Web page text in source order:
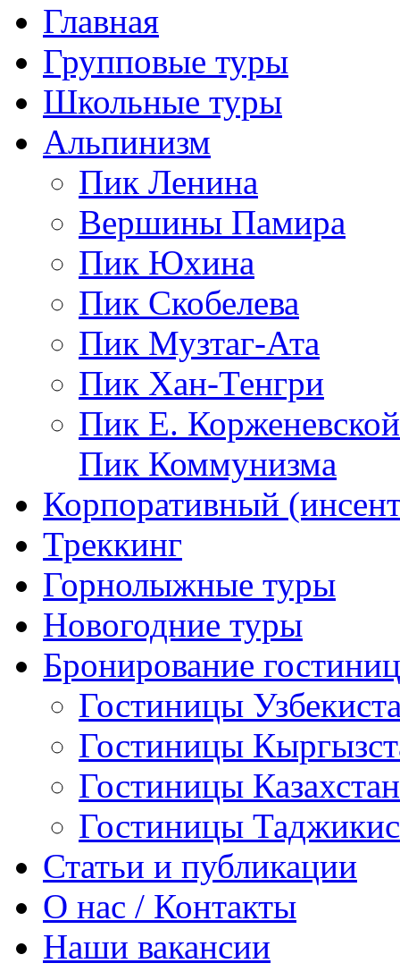
Главная
Групповые туры
Школьные туры
Альпинизм
Пик Ленина
Вершины Памира
Пик Юхина
Пик Скобелева
Пик Музтаг-Ата
Пик Хан-Тенгри
Пик Е.
Пик Коммунизма
Корпоративный
Треккинг
Горнолыжные туры
Новогодние туры
Бронирование гостиниц
Гостиницы
Гостиницы
Гостиницы
Гостиницы
Статьи и публикации
О нас / Контакты
Наши вакансии